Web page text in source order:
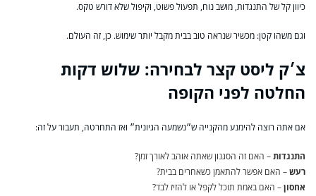
כיוון קל של התנגדות, מושב נוח, תפעול פשוט, וקיפול שלא דורש טקס.
וגם משהו קטן: מכשיר שנראה טוב בבית מקבל יותר שימוש. כן, זה העולם.
צ׳ק ליסט קצר לבחירה: שלוש דקות
החלטה לפני הקופה
אם אתה רוצה להימנע מהקנייה ש״נשמעה הגיונית״ ואז התחרטה, תעבור על זה:
התנגדות– האם זה הסגנון שאתה אוהב לאורך זמן?
רעש– האם אפשר להתאמן כשאחרים בבית?
אחסון– האם באמת תוכל לקפל או להזיז לבד?